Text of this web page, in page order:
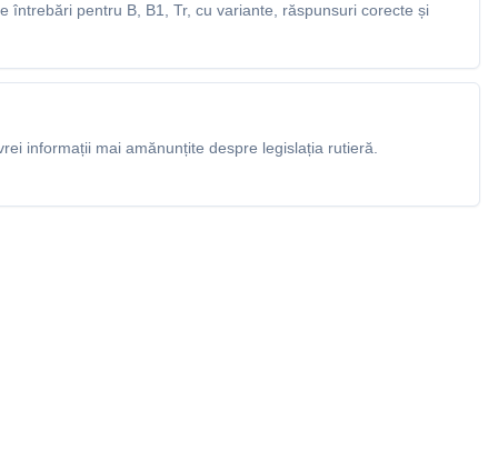
întrebări pentru B, B1, Tr, cu variante, răspunsuri corecte și
informații mai amănunțite despre legislația rutieră.